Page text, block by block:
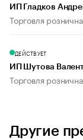
ИП Гладков
Торговля
ДЕЙСТВУЕТ
ИП Шутова
Торговля
Другие